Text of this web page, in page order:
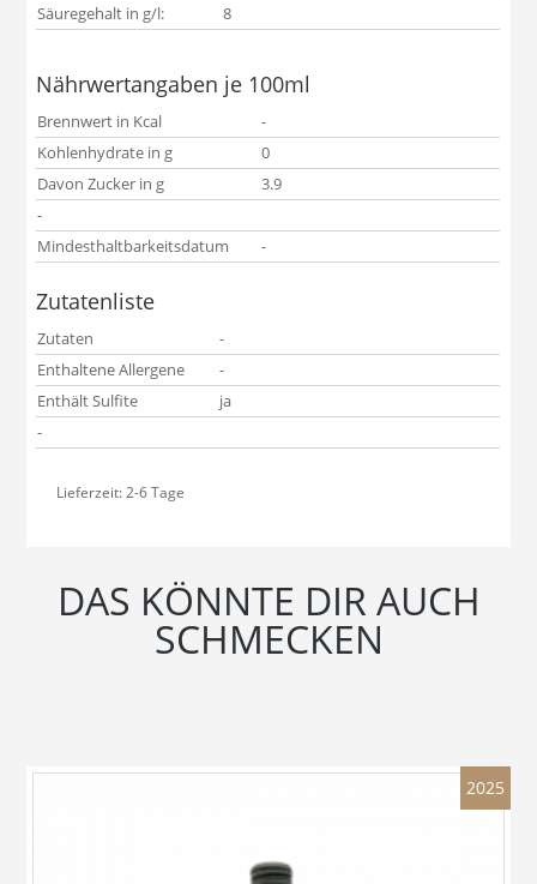
Säuregehalt in g/l:
8
Nährwertangaben je 100ml
Brennwert in Kcal
-
Kohlenhydrate in g
0
Davon Zucker in g
3.9
-
Mindesthaltbarkeitsdatum
-
Zutatenliste
Zutaten
-
Enthaltene Allergene
-
Enthält Sulfite
ja
-
Lieferzeit:2-6 Tage
DAS KÖNNTE DIR AUCH
SCHMECKEN
2025